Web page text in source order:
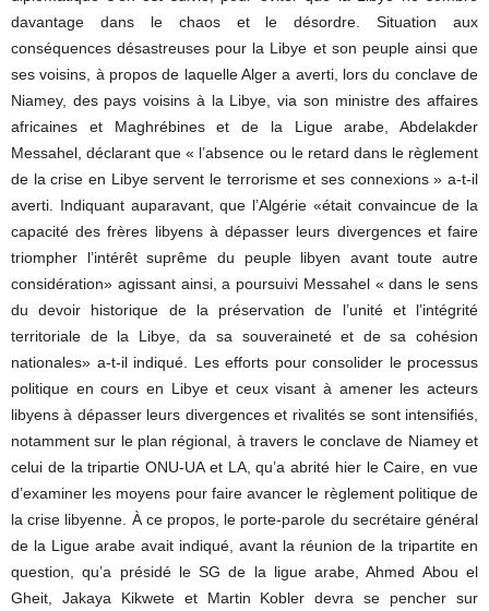
davantage dans le chaos et le désordre. Situation aux
conséquences désastreuses pour la Libye et son peuple ainsi que
ses voisins, à propos de laquelle Alger a averti, lors du conclave de
Niamey, des pays voisins à la Libye, via son ministre des affaires
africaines et Maghrébines et de la Ligue arabe, Abdelakder
Messahel, déclarant que « l’absence ou le retard dans le règlement
de la crise en Libye servent le terrorisme et ses connexions » a-t-il
averti. Indiquant auparavant, que l’Algérie «était convaincue de la
capacité des frères libyens à dépasser leurs divergences et faire
triompher l’intérêt suprême du peuple libyen avant toute autre
considération» agissant ainsi, a poursuivi Messahel « dans le sens
du devoir historique de la préservation de l’unité et l’intégrité
territoriale de la Libye, da sa souveraineté et de sa cohésion
nationales» a-t-il indiqué. Les efforts pour consolider le processus
politique en cours en Libye et ceux visant à amener les acteurs
libyens à dépasser leurs divergences et rivalités se sont intensifiés,
notamment sur le plan régional, à travers le conclave de Niamey et
celui de la tripartie ONU-UA et LA, qu’a abrité hier le Caire, en vue
d’examiner les moyens pour faire avancer le règlement politique de
la crise libyenne. À ce propos, le porte-parole du secrétaire général
de la Ligue arabe avait indiqué, avant la réunion de la tripartite en
question, qu’a présidé le SG de la ligue arabe, Ahmed Abou el
Gheit, Jakaya Kikwete et Martin Kobler devra se pencher sur